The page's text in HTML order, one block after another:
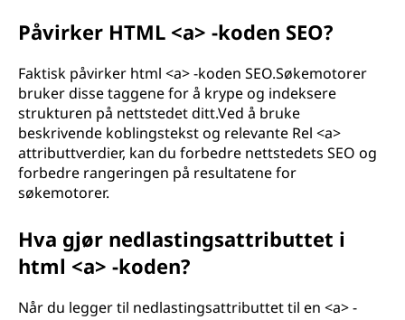
Påvirker HTML <a> -koden SEO?
Faktisk påvirker html <a> -koden SEO.Søkemotorer
bruker disse taggene for å krype og indeksere
strukturen på nettstedet ditt.Ved å bruke
beskrivende koblingstekst og relevante Rel <a>
attributtverdier, kan du forbedre nettstedets SEO og
forbedre rangeringen på resultatene for
søkemotorer.
Hva gjør nedlastingsattributtet i
html <a> -koden?
Når du legger til nedlastingsattributtet til en <a> -